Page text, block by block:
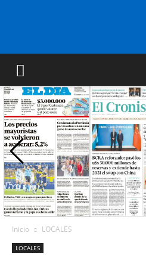
FM
Inicio LOCALES
LOCALES